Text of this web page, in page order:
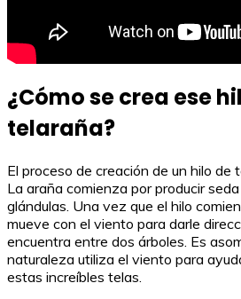
¿Cómo se crea ese
telaraña?
El proceso de creación de un hilo de
La araña comienza por producir
glándulas. Una vez que el hilo
mueve con el viento para darle
encuentra entre dos árboles. Es
naturaleza utiliza el viento para
estas increíbles telas.